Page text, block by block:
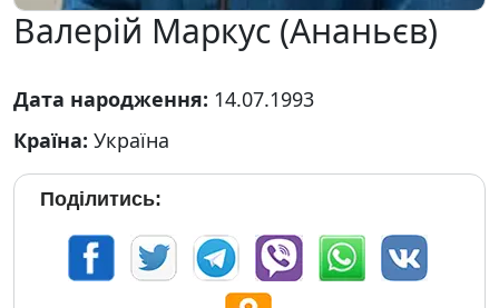
Валерій Маркус (Ананьєв)
Дата народження: 14.07.1993
Країна: Україна
Поділитись: